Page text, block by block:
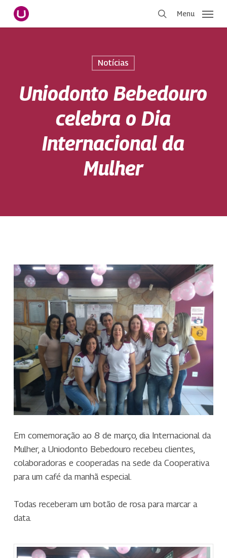
Pular
para
Menu
Notícias
Uniodonto Bebedouro
celebra o Dia
Internacional da
Mulher
Em comemoração ao 8 de março, dia Internacional da
Mulher, a Uniodonto Bebedouro recebeu clientes,
colaboradoras e cooperadas na sede da Cooperativa
para um café da manhã especial.
Todas receberam um botão de rosa para marcar a
data.